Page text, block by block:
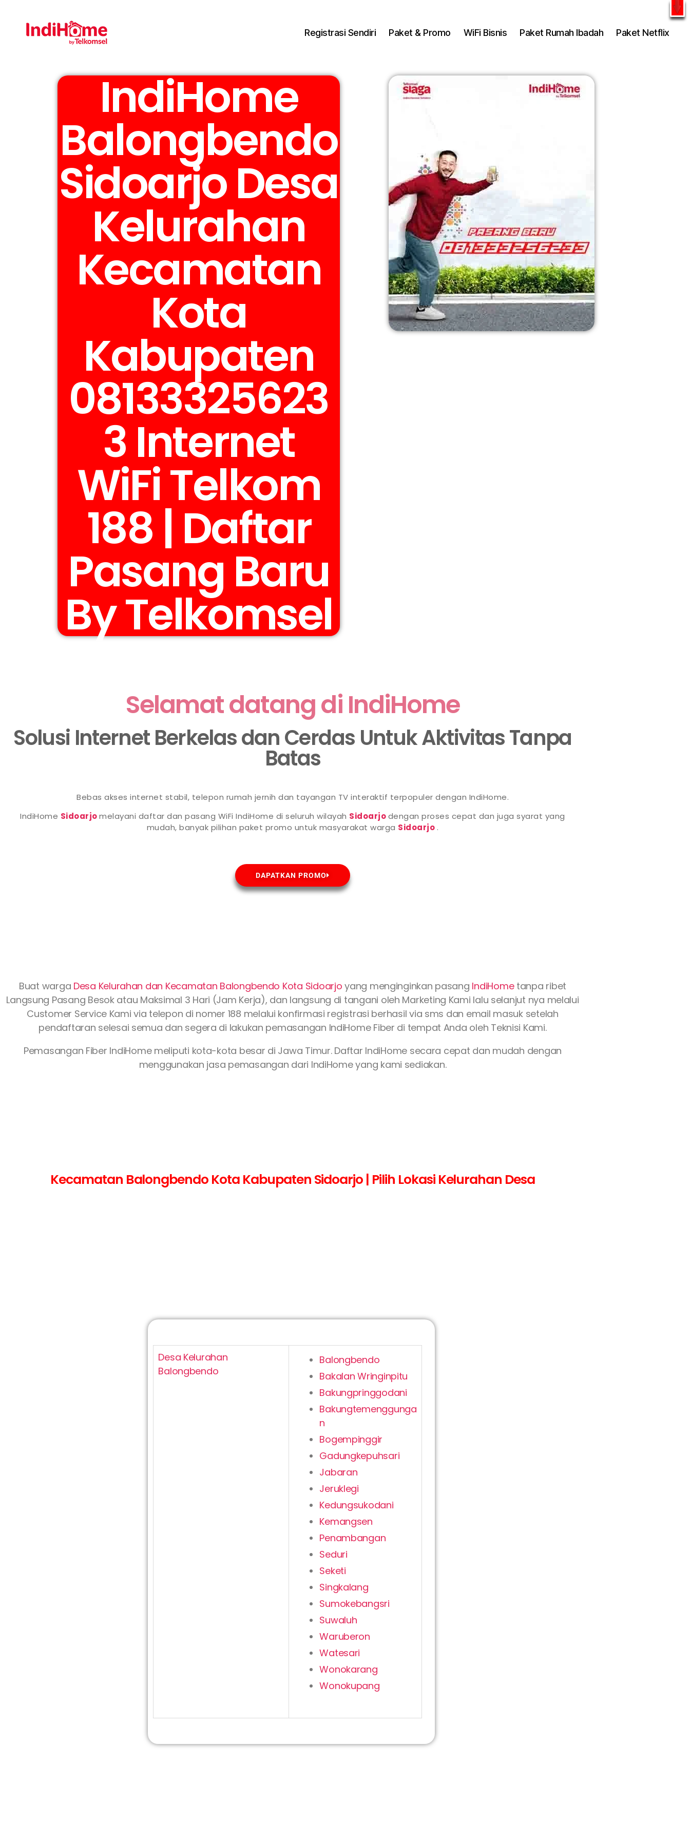
Registrasi Sendiri Paket & Promo WiFi Bisnis Paket Rumah Ibadah Paket Netflix
IndiHome
Balongbendo
Sidoarjo Desa
Kelurahan
Kecamatan
Kota
Kabupaten
08133325623
3 Internet
WiFi Telkom
188 | Daftar
Pasang Baru
By Telkomsel
Selamat datang di IndiHome
Solusi Internet Berkelas dan Cerdas Untuk Aktivitas Tanpa
Batas
Bebas akses internet stabil, telepon rumah jernih dan tayangan TV interaktif terpopuler dengan IndiHome.
IndiHome Sidoarjo melayani daftar dan pasang WiFi IndiHome di seluruh wilayah Sidoarjodengan proses cepat dan juga syarat yang
mudah, banyak pilihan paket promo untuk masyarakat warga Sidoarjo .
DAPATKAN PROMO
Buat warga Desa Kelurahan dan Kecamatan Balongbendo Kota Sidoarjo yang menginginkan pasang IndiHometanpa ribet
Langsung Pasang Besok atau Maksimal 3 Hari (Jam Kerja), dan langsung di tangani oleh Marketing Kami lalu selanjut nya melalui
Customer Service Kami via telepon di nomer 188 melalui konfirmasi registrasi berhasil via sms dan email masuk setelah
pendaftaran selesai semua dan segera di lakukan pemasangan IndiHome Fiber di tempat Anda oleh Teknisi Kami.
Pemasangan Fiber IndiHome meliputi kota-kota besar di Jawa Timur. Daftar IndiHome secara cepat dan mudah dengan
menggunakan jasa pemasangan dari IndiHome yang kami sediakan.
Kecamatan Balongbendo Kota Kabupaten Sidoarjo | Pilih Lokasi Kelurahan Desa
Desa Kelurahan
Balongbendo
Balongbendo
Bakalan Wringinpitu
Bakungpringgodani
Bakungtemenggunga
n
Bogempinggir
Gadungkepuhsari
Jabaran
Jeruklegi
Kedungsukodani
Kemangsen
Penambangan
Seduri
Seketi
Singkalang
Sumokebangsri
Suwaluh
Waruberon
Watesari
Wonokarang
Wonokupang